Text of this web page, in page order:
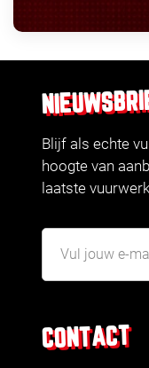
CONTACT
Blijf als echte
hoogte van
laatste